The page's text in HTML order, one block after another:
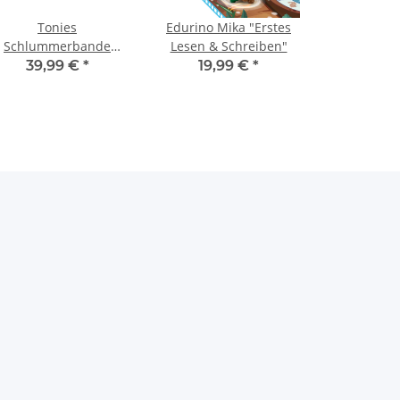
Tonies
Schlummerbande
Nachtlicht Tonie -
39,99 € *
Edurino Mika "Erstes
Lesen & Schreiben"
19,99 € *